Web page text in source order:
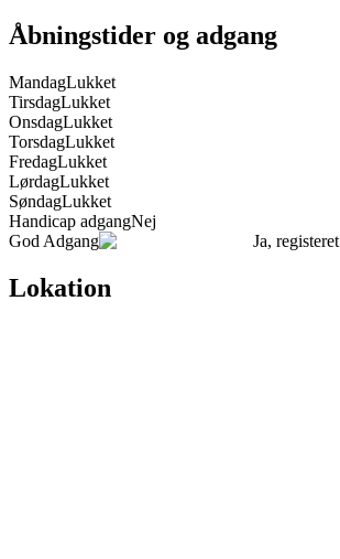
Åbningstider og adgang
MandagLukket
TirsdagLukket
OnsdagLukket
TorsdagLukket
FredagLukket
LørdagLukket
SøndagLukket
Handicap adgangNej
God Adgang
Ja, registeret
Lokation